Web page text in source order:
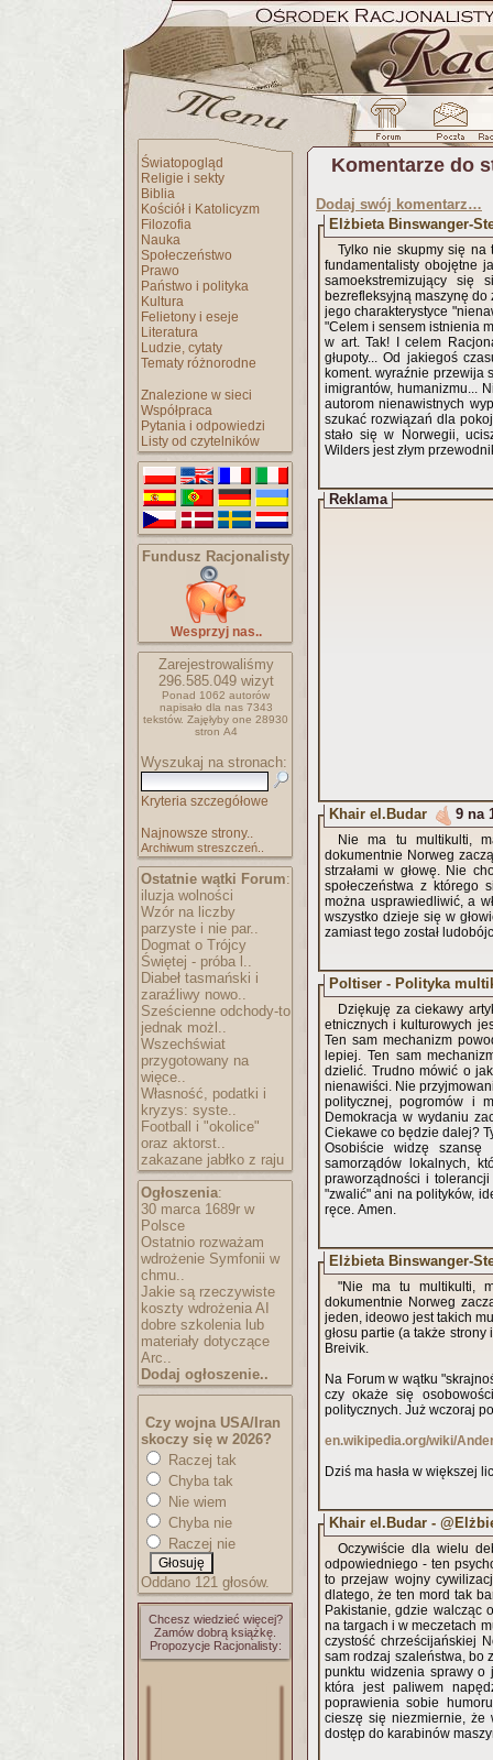
Światopogląd
Religie i sekty
Biblia
Kościół i Katolicyzm
Filozofia
Nauka
Społeczeństwo
Prawo
Państwo i polityka
Kultura
Felietony i eseje
Literatura
Ludzie, cytaty
Tematy różnorodne
Znalezione w sieci
Współpraca
Pytania i odpowiedzi
Listy od czytelników
Fundusz Racjonalisty
Wesprzyj nas..
Zarejestrowaliśmy
296.585.049wizyt
Ponad 1062 autorów
napisało dla nas 7343
tekstów. Zajęłyby one 28930
stron A4
Wyszukaj na stronach:
Kryteria szczegółowe
Najnowsze strony..
Archiwum streszczeń..
Ostatnie wątki Forum:
iluzja wolności
Wzór na liczby
parzyste i nie par..
Dogmat o Trójcy
Świętej - próba l..
Diabeł tasmański i
zaraźliwy nowo..
Sześcienne odchody-to
jednak możl..
Wszechświat
przygotowany na
więce..
Własność, podatki i
kryzys: syste..
Football i "okolice"
oraz aktorst..
zakazane jabłko z raju
Ogłoszenia:
30 marca 1689r w
Polsce
Ostatnio rozważam
wdrożenie Symfonii w
chmu..
Jakie są rzeczywiste
koszty wdrożenia AI
dobre szkolenia lub
materiały dotyczące
Arc..
Dodaj ogłoszenie..
Czy wojna USA/Iran
skoczy się w 2026?
Raczej tak
Chyba tak
Nie wiem
Chyba nie
Raczej nie
Oddano 121 głosów.
Chcesz wiedzieć więcej?
Zamów dobrą książkę.
Propozycje Racjonalisty:
Komentarze do
Dodaj swój komentarz…
Elżbieta Binswanger-
Tylko nie skupmy się na
fundamentalisty obojętne
samoekstremizujący się
bezrefleksyjną maszynę do
jego charakterystyce
"Celem i sensem istnienia
w art. Tak! I celem
głupoty... Od jakiegoś
koment. wyraźnie przewija
imigrantów, humanizmu...
autorom nienawistnych
szukać rozwiązań dla
stało się w Norwegii,
Wilders jest złym
Reklama
Khair el.Budar 9 na
Nie ma tu multikulti,
dokumentnie Norweg
strzałami w głowę. Nie
społeczeństwa z którego
można usprawiedliwić, a
wszystko dzieje się w
zamiast tego został
Poltiser - Polityka
Dziękuję za ciekawy
etnicznych i kulturowych
Ten sam mechanizm
lepiej. Ten sam
dzielić. Trudno mówić o
nienawiści. Nie
politycznej, pogromów i
Demokracja w wydaniu
Ciekawe co będzie dalej?
Osobiście widzę szansę
samorządów lokalnych,
praworządności i
"zwalić" ani na polityków,
ręce. Amen.
Elżbieta Binswanger-
"Nie ma tu multikulti,
dokumentnie Norweg
jeden, ideowo jest takich
głosu partie (a także
Breivik.
Na Forum w wątku
czy okaże się
politycznych. Już wczoraj
en.wikipedia.org/wiki/
Dziś ma hasła w większej
Khair el.Budar -
Oczywiście dla wielu
odpowiedniego - ten
to przejaw wojny
dlatego, że ten mord tak
Pakistanie, gdzie walcząc
na targach i w meczetach
czystość chrześcijańskiej
sam rodzaj szaleństwa, bo
punktu widzenia sprawy o
która jest paliwem
poprawienia sobie
cieszę się niezmiernie, że
dostęp do karabinów